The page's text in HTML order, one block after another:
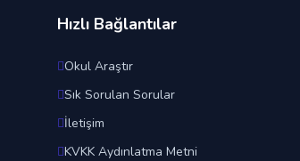
Hızlı Bağlantılar
Okul Araştır
Sık Sorulan Sorular
İletişim
KVKK Aydınlatma Metni